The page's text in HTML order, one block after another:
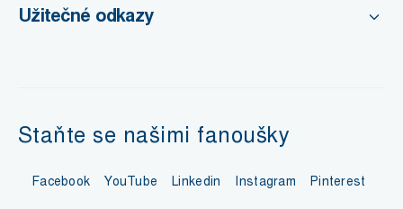
Užitečné odkazy
Staňte se našimi fanoušky
Facebook YouTube Linkedin Instagram Pinterest